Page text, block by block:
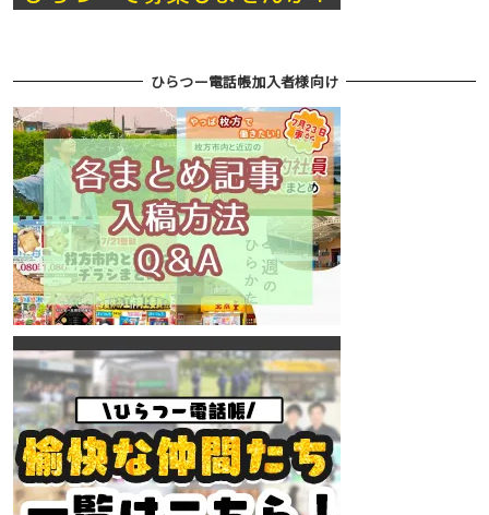
ひらつー電話帳加入者様向け